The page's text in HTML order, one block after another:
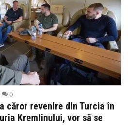
0
căror revenire din Turcia în
Kremlinului, vor să se